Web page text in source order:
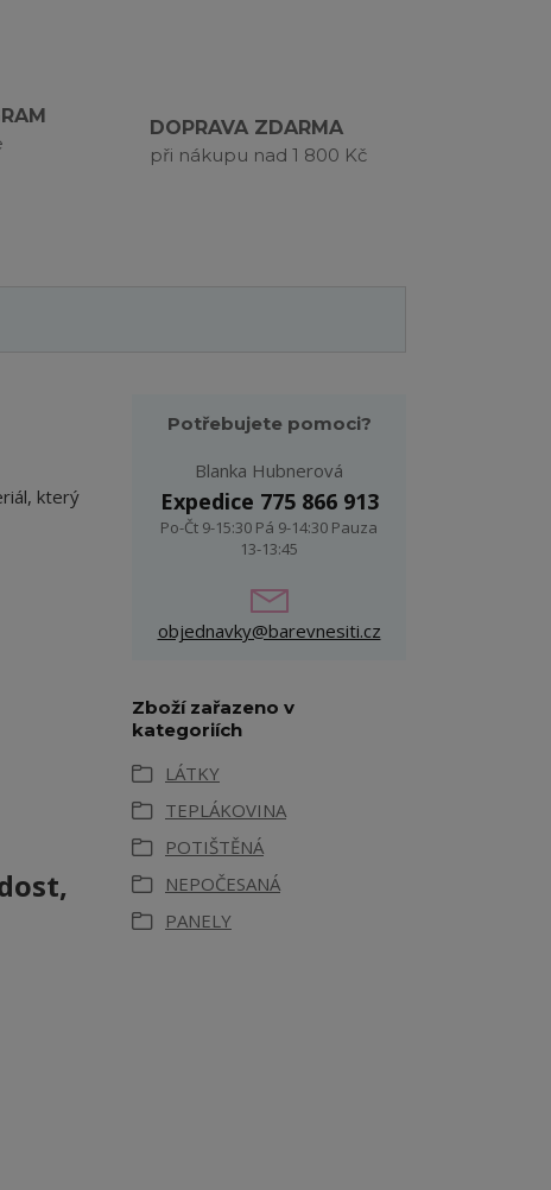
DOPRAVA ZDARMA
při nákupu nad 1 800 Kč
který
Potřebujete pomoci?
Blanka Hubnerová
Expedice 775 866 913
Po-Čt 9-15:30 Pá 9-14:30 Pauza
13-13:45
objednavky@barevnesiti.cz
Zboží zařazeno v
kategoriích
LÁTKY
TEPLÁKOVINA
POTIŠTĚNÁ
NEPOČESANÁ
PANELY